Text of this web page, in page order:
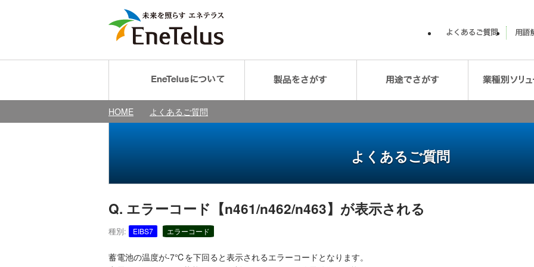
HOME よくあるご質問
よくあるご質問
Q. エラーコード【n461/n462/n463】が表示される
種別: EIBS7 エラーコード
蓄電池の温度が-7℃を下回ると表示されるエラーコードとなります。